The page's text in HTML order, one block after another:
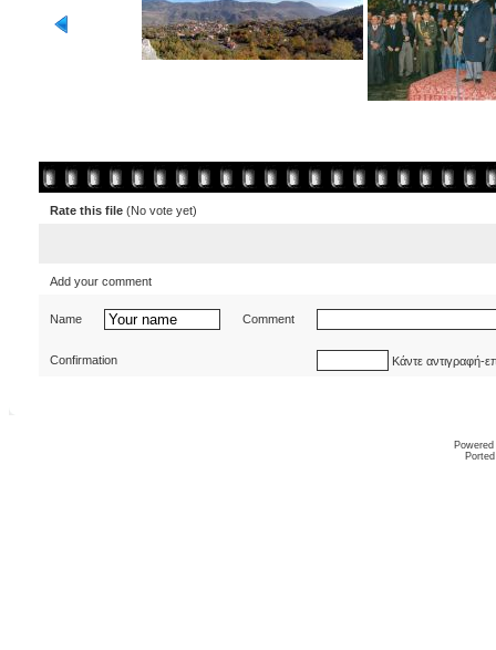
Rate this file (No vote yet)
Add your comment
Name Comment
Confirmation Κάντε αντιγραφή-